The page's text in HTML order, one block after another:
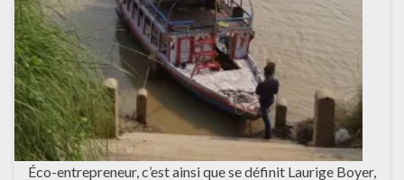
Éco-entrepreneur, c’est ainsi que se définit Laurige Boyer,